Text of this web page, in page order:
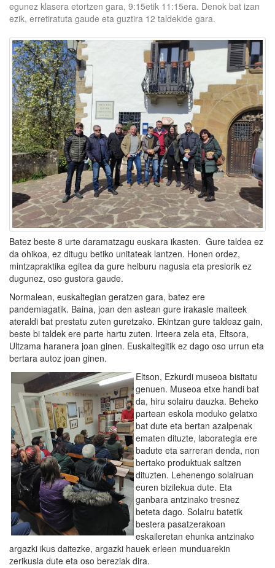
egunez klasera etortzen gara, 9:15etik 11:15era. Denok bat izan
ezik, erretiratuta gaude eta guztira 12 taldekide gara.
Batez beste 8 urte daramatzagu euskara ikasten. Gure taldea ez
da ohikoa, ez ditugu betiko unitateak lantzen. Honen ordez,
mintzapraktika egitea da gure helburu nagusia eta presiorik ez
dugunez, oso gustora gaude.
Normalean, euskaltegian geratzen gara, batez ere
pandemiagatik. Baina, joan den astean gure irakasle maiteek
ateraldi bat prestatu zuten guretzako. Ekintzan gure taldeaz gain,
beste bi taldek ere parte hartu zuten. Irteera zela eta, Eltsora,
Ultzama haranera joan ginen. Euskaltegitik ez dago oso urrun eta
bertara autoz joan ginen.
Eltson, Ezkurdi museoa bisitatu
genuen. Museoa etxe handi bat
da, hiru solairu dauzka. Beheko
partean eskola moduko gelatxo
bat dute eta bertan azalpenak
ematen dituzte, laborategia ere
badute eta sarreran denda, non
bertako produktuak saltzen
dituzten. Lehenengo solairuan
euren bizilekua dute. Eta
ganbara antzinako tresnez
beteta dago. Solairu batetik
bestera pasatzerakoan
eskaileretan ehunka antzinako
argazki ikus daitezke, argazki hauek erleen munduarekin
zerikusia dute eta oso bereziak dira.